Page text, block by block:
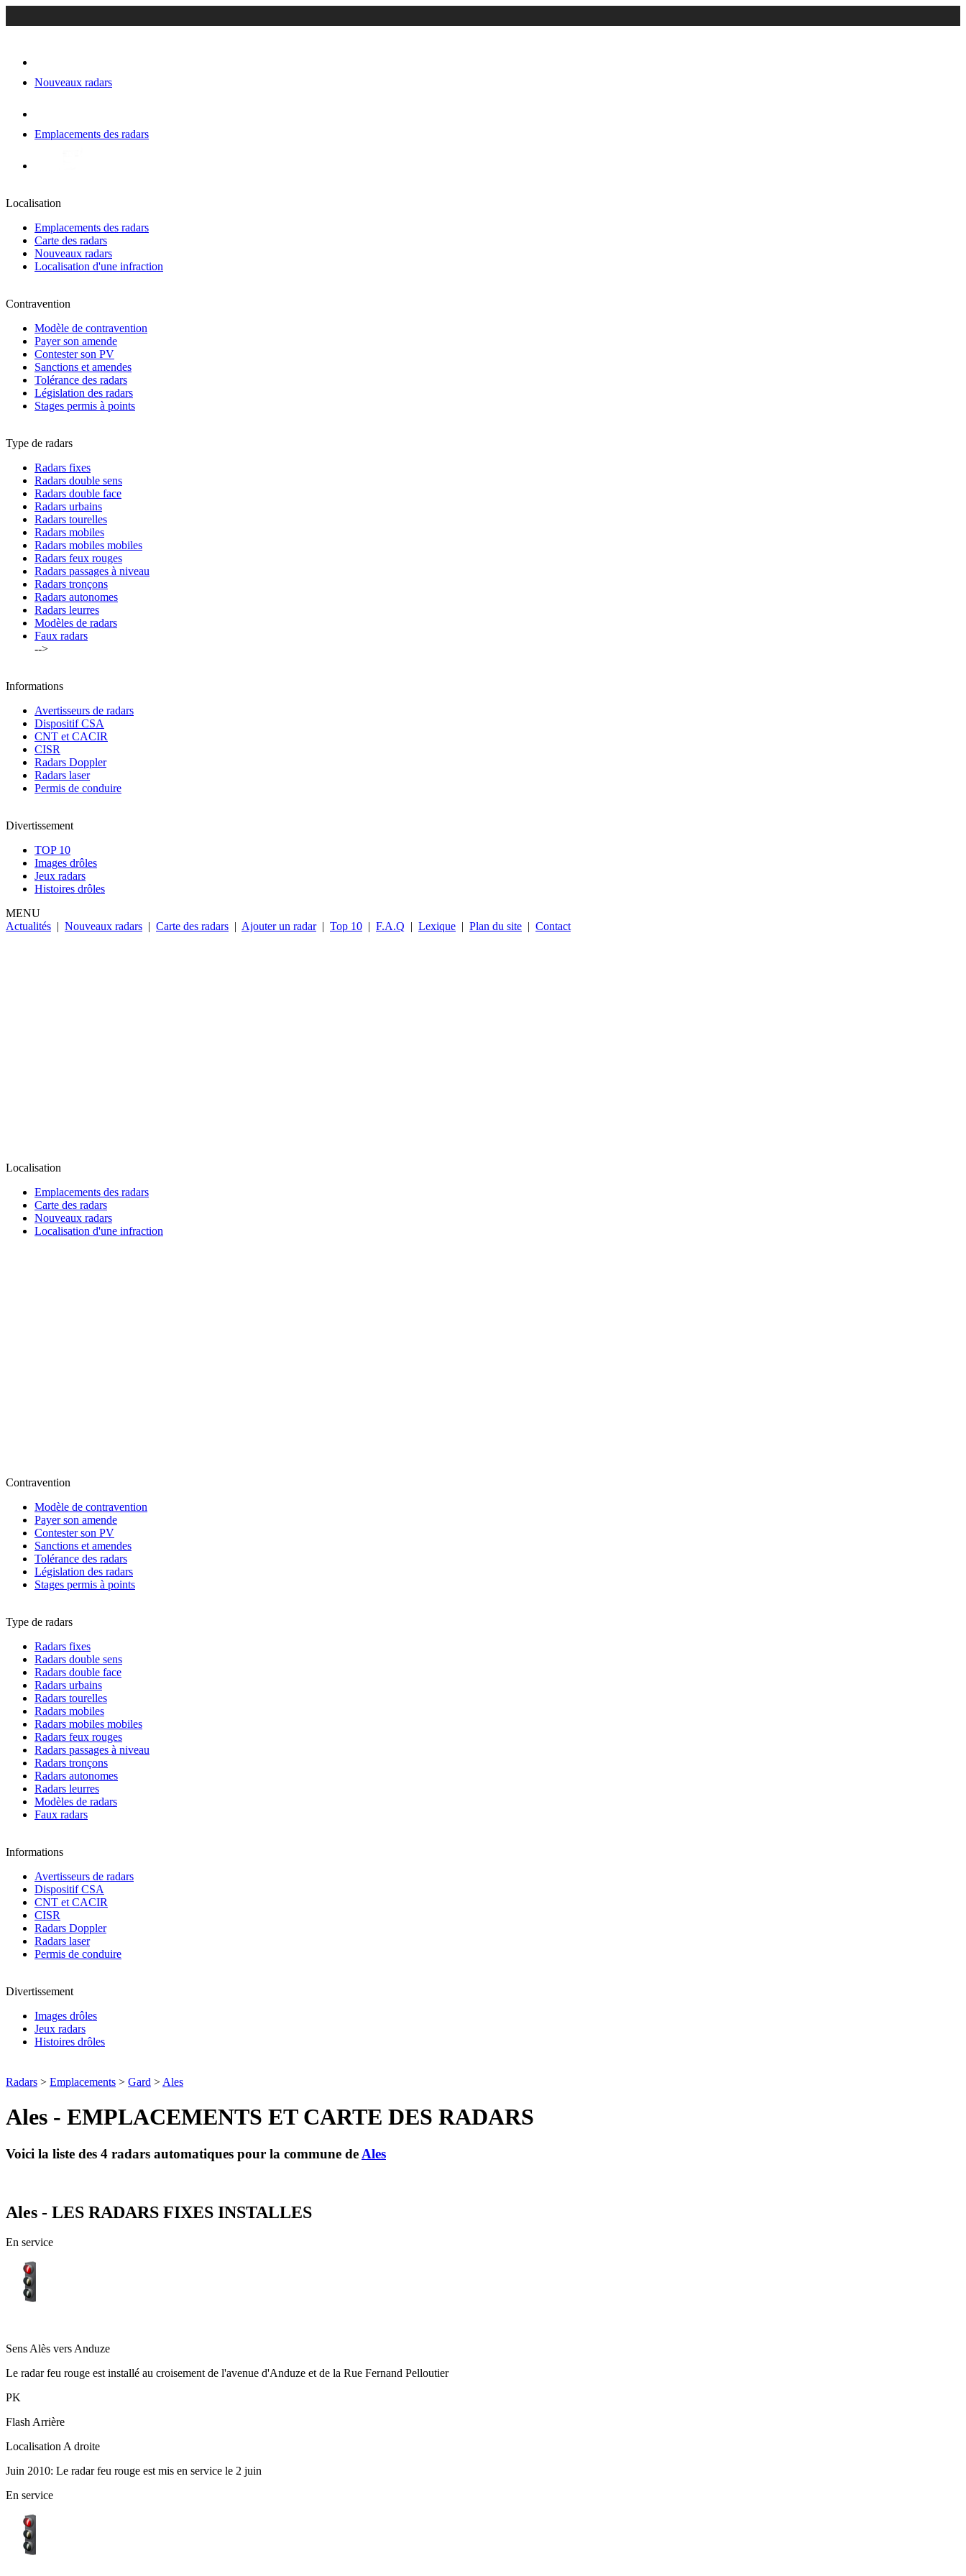
Nouveaux radars
Emplacements des radars
Localisation
Emplacements des radars
Carte des radars
Nouveaux radars
Localisation d'une infraction
Contravention
Modèle de contravention
Payer son amende
Contester son PV
Sanctions et amendes
Tolérance des radars
Législation des radars
Stages permis à points
Type de radars
Radars fixes
Radars double sens
Radars double face
Radars urbains
Radars tourelles
Radars mobiles
Radars mobiles mobiles
Radars feux rouges
Radars passages à niveau
Radars tronçons
Radars autonomes
Radars leurres
Modèles de radars
Faux radars
-->
Informations
Avertisseurs de radars
Dispositif CSA
CNT et CACIR
CISR
Radars Doppler
Radars laser
Permis de conduire
Divertissement
TOP 10
Images drôles
Jeux radars
Histoires drôles
MENU
Actualités | Nouveaux radars | Carte des radars | Ajouter un radar | Top 10 | F.A.Q | Lexique | Plan du site | Contact
Localisation
Emplacements des radars
Carte des radars
Nouveaux radars
Localisation d'une infraction
Contravention
Modèle de contravention
Payer son amende
Contester son PV
Sanctions et amendes
Tolérance des radars
Législation des radars
Stages permis à points
Type de radars
Radars fixes
Radars double sens
Radars double face
Radars urbains
Radars tourelles
Radars mobiles
Radars mobiles mobiles
Radars feux rouges
Radars passages à niveau
Radars tronçons
Radars autonomes
Radars leurres
Modèles de radars
Faux radars
Informations
Avertisseurs de radars
Dispositif CSA
CNT et CACIR
CISR
Radars Doppler
Radars laser
Permis de conduire
Divertissement
Images drôles
Jeux radars
Histoires drôles
Radars > Emplacements > Gard > Ales
Ales - EMPLACEMENTS ET CARTE DES RADARS
Voici la liste des 4 radars automatiques pour la commune de Ales
Ales - LES RADARS FIXES INSTALLES
En service
SensAlès vers Anduze
Le radar feu rouge est installé au croisement de l'avenue d'Anduze et de la Rue Fernand Pelloutier
PK
FlashArrière
LocalisationA droite
Juin 2010: Le radar feu rouge est mis en service le 2 juin
En service